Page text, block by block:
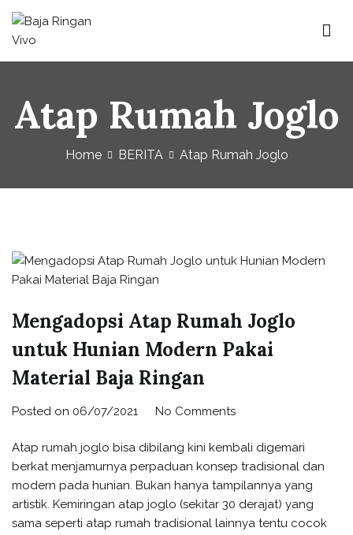
Baja Ringan Vivo
Website Baja Ringan Vivo
Atap Rumah Joglo
Home BERITA Atap Rumah Joglo
Mengadopsi Atap Rumah Joglo
untuk Hunian Modern Pakai
Material Baja Ringan
Posted on 06/07/2021 No Comments
Atap rumah joglo bisa dibilang kini kembali digemari
berkat menjamurnya perpaduan konsep tradisional dan
modern pada hunian. Bukan hanya tampilannya yang
artistik. Kemiringan atap joglo (sekitar 30 derajat) yang
sama seperti atap rumah tradisional lainnya tentu cocok